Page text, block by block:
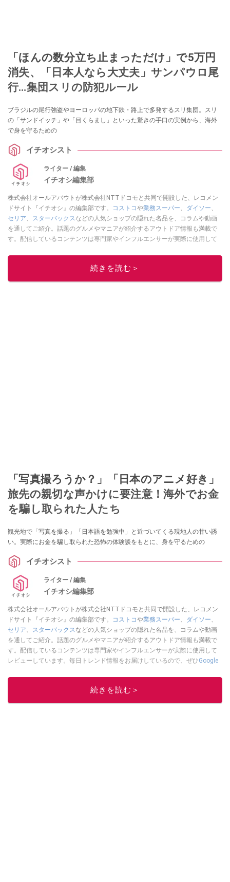
「ほんの数分立ち止まっただけ」で5万円
消失、「日本人なら大丈夫」サンパウロ尾
行…集団スリの防犯ルール
ブラジルの尾行強盗やヨーロッパの地下鉄・路上で多発するスリ集団。スリ
の「サンドイッチ」や「目くらまし」といった驚きの手口の実例から、海外
で身を守るための
イチオシスト
ライター / 編集
イチオシ編集部
株式会社オールアバウトが株式会社NTTドコモと共同で開設した、レコメン
ドサイト『イチオシ』の編集部です。
コストコや業務スーパー、 ダイソー、
セリア、 スターバックスなどの人気ショップの隠れた名品を、コラムや動画
を通してご紹介。話題のグルメやマニアが紹介するアウトドア情報も満載で
す。配信しているコンテンツは専門家やインフルエンサーが実際に使用して
ニュースでフォロー
続きを読む＞
「写真撮ろうか？」「日本のアニメ好き」
旅先の親切な声かけに要注意！海外でお金
を騙し取られた人たち
観光地で「写真を撮る」「日本語を勉強中」と近づいてくる現地人の甘い誘
い。実際にお金を騙し取られた恐怖の体験談をもとに、身を守るための
イチオシスト
ライター / 編集
イチオシ編集部
株式会社オールアバウトが株式会社NTTドコモと共同で開設した、レコメン
ドサイト『イチオシ』の編集部です。
コストコや業務スーパー、 ダイソー、
セリア、 スターバックスなどの人気ショップの隠れた名品を、コラムや動画
を通してご紹介。話題のグルメやマニアが紹介するアウトドア情報も満載で
す。配信しているコンテンツは専門家やインフルエンサーが実際に使用して
レビューしています。毎日トレンド情報をお届けしているので、ぜひGoogle
このイチオシストの他の記事を読む
続きを読む＞